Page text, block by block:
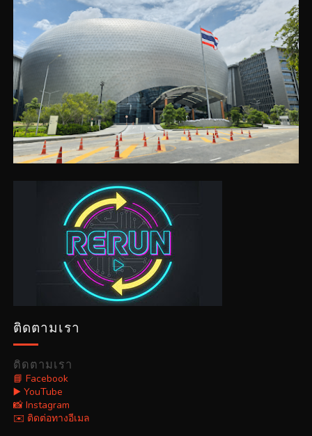
ติดตามเรา
ติดตามเรา
📘 Facebook
▶️ YouTube
📸 Instagram
✉️ ติดต่อทางอีเมล